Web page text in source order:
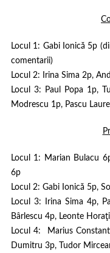
Locul 1: Gabi Ionică 5p
comentarii)
Locul 2: Irina Sima 2p,
Locul 3: Paul Popa 1p,
Modrescu 1p, Pascu
Locul 1: Marian Bulacu
6p
Locul 2: Gabi Ionică 5p,
Locul 3: Irina Sima 4p,
Bârlescu 4p, Leonte
Locul 4: Marius
Dumitru 3p, Tudor